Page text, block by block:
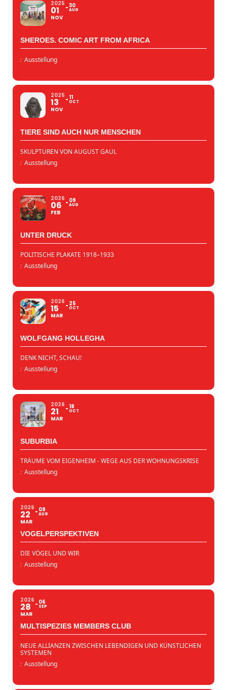
2025
01
NOV
30
AUG
SHEROES. COMIC ART FROM AFRICA
: Ausstellung
2025
13
NOV
11
OCT
TIERE SIND AUCH NUR MENSCHEN
SKULPTUREN VON AUGUST GAUL
: Ausstellung
2026
06
FEB
09
AUG
UNTER DRUCK
POLITISCHE PLAKATE 1918–1933
: Ausstellung
2026
15
MAR
25
OCT
WOLFGANG HOLLEGHA
DENK NICHT, SCHAU!
: Ausstellung
2026
21
MAR
18
OCT
SUBURBIA
TRÄUME VOM EIGENHEIM - WEGE AUS DER WOHNUNGSKRISE
: Ausstellung
2026
22
MAR
09
AUG
VOGELPERSPEKTIVEN
DIE VÖGEL UND WIR
: Ausstellung
2026
28
MAR
06
SEP
MULTISPEZIES MEMBERS CLUB
NEUE ALLIANZEN ZWISCHEN LEBENDIGEN UND KÜNSTLICHEN
SYSTEMEN
: Ausstellung